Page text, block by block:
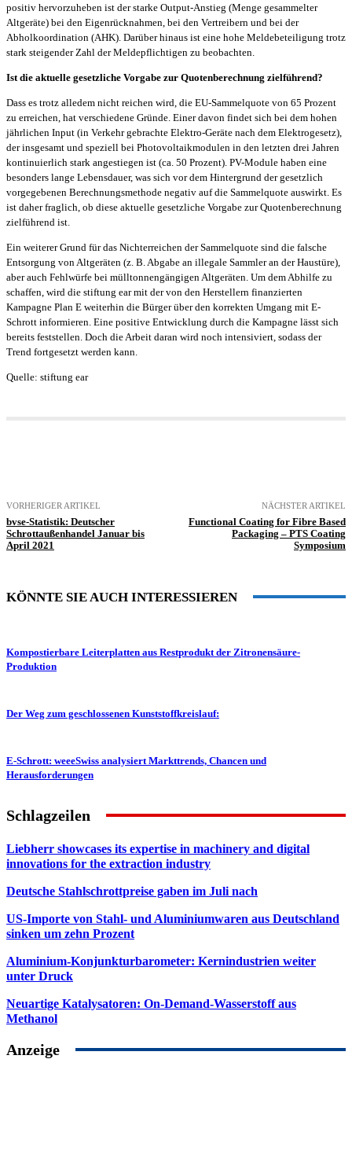
positiv hervorzuheben ist der starke Output-Anstieg (Menge gesammelter
Altgeräte) bei den Eigenrücknahmen, bei den Vertreibern und bei der
Abholkoordination (AHK). Darüber hinaus ist eine hohe Meldebeteiligung trotz
stark steigender Zahl der Meldepflichtigen zu beobachten.
Ist die aktuelle gesetzliche Vorgabe zur Quotenberechnung zielführend?
Dass es trotz alledem nicht reichen wird, die EU-Sammelquote von 65 Prozent
zu erreichen, hat verschiedene Gründe. Einer davon findet sich bei dem hohen
jährlichen Input (in Verkehr gebrachte Elektro-Geräte nach dem Elektrogesetz),
der insgesamt und speziell bei Photovoltaikmodulen in den letzten drei Jahren
kontinuierlich stark angestiegen ist (ca. 50 Prozent). PV-Module haben eine
besonders lange Lebensdauer, was sich vor dem Hintergrund der gesetzlich
vorgegebenen Berechnungsmethode negativ auf die Sammelquote auswirkt. Es
ist daher fraglich, ob diese aktuelle gesetzliche Vorgabe zur Quotenberechnung
zielführend ist.
Ein weiterer Grund für das Nichterreichen der Sammelquote sind die falsche
Entsorgung von Altgeräten (z. B. Abgabe an illegale Sammler an der Haustüre),
aber auch Fehlwürfe bei mülltonnengängigen Altgeräten. Um dem Abhilfe zu
schaffen, wird die stiftung ear mit der von den Herstellern finanzierten
Kampagne Plan E weiterhin die Bürger über den korrekten Umgang mit E-
Schrott informieren. Eine positive Entwicklung durch die Kampagne lässt sich
bereits feststellen. Doch die Arbeit daran wird noch intensiviert, sodass der
Trend fortgesetzt werden kann.
Quelle: stiftung ear
VORHERIGER ARTIKEL
bvse-Statistik: Deutscher
Schrottaußenhandel Januar bis
April 2021
NÄCHSTER ARTIKEL
Functional Coating for Fibre Based
Packaging – PTS Coating
Symposium
KÖNNTE SIE AUCH INTERESSIEREN
Kompostierbare Leiterplatten aus Restprodukt der Zitronensäure-
Produktion
Der Weg zum geschlossenen Kunststoffkreislauf:
E-Schrott: weeeSwiss analysiert Markttrends, Chancen und
Herausforderungen
Schlagzeilen
Liebherr showcases its expertise in machinery and digital
innovations for the extraction industry
Deutsche Stahlschrottpreise gaben im Juli nach
US-Importe von Stahl- und Aluminiumwaren aus Deutschland
sinken um zehn Prozent
Aluminium-Konjunkturbarometer: Kernindustrien weiter
unter Druck
Neuartige Katalysatoren: On-Demand-Wasserstoff aus
Methanol
Anzeige